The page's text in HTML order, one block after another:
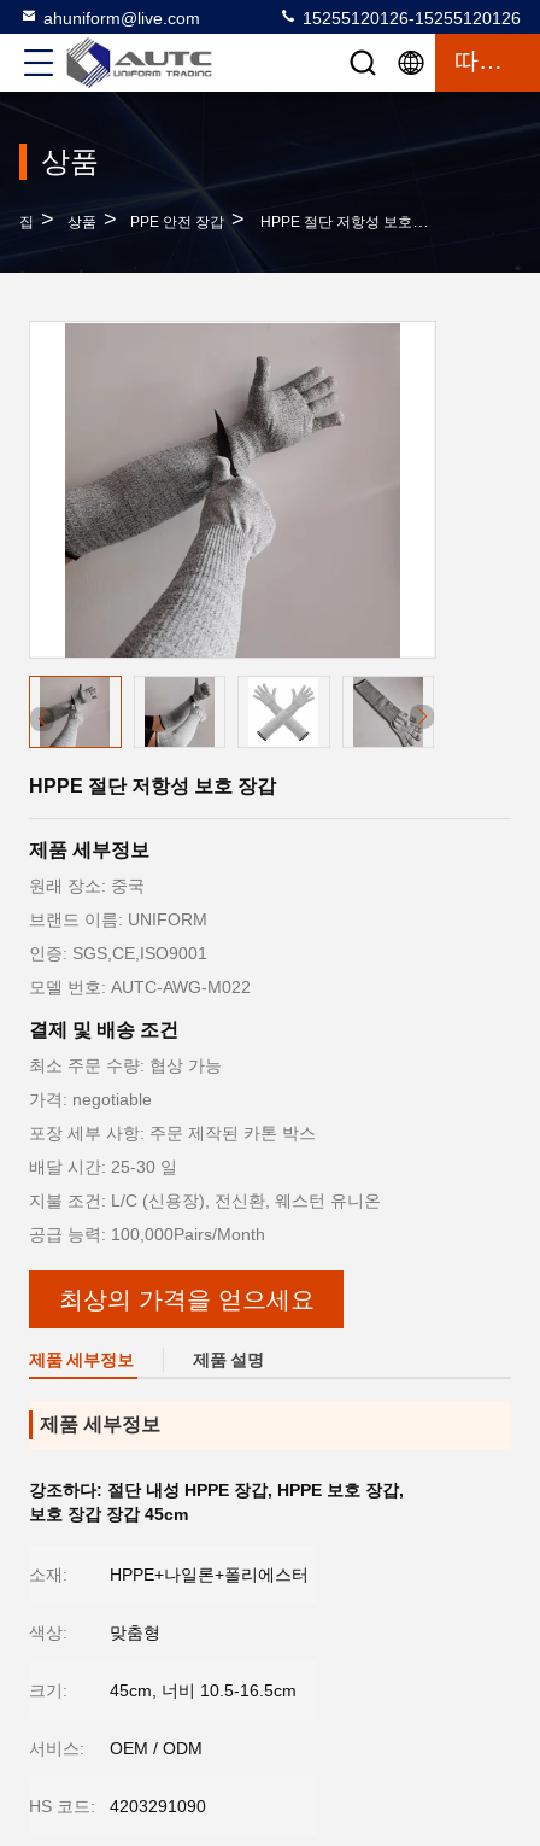
ahuniform@live.com 15255120126-15255120126
따옴표
상품
집 > 상품 > PPE 안전 장갑 > HPPE 절단 저항성 보호 장갑
HPPE 절단 저항성 보호 장갑
제품 세부정보
원래 장소: 중국
브랜드 이름: UNIFORM
인증: SGS,CE,ISO9001
모델 번호: AUTC-AWG-M022
결제 및 배송 조건
최소 주문 수량: 협상 가능
가격: negotiable
포장 세부 사항: 주문 제작된 카톤 박스
배달 시간: 25-30 일
지불 조건: L/C (신용장), 전신환, 웨스턴 유니온
공급 능력: 100,000Pairs/Month
최상의 가격을 얻으세요
제품 세부정보 제품 설명
제품 세부정보
강조하다: 절단 내성 HPPE 장갑, HPPE 보호 장갑,
보호 장갑 장갑 45cm
소재: HPPE+나일론+폴리에스터
색상: 맞춤형
크기: 45cm, 너비 10.5-16.5cm
서비스: OEM / ODM
HS 코드: 4203291090